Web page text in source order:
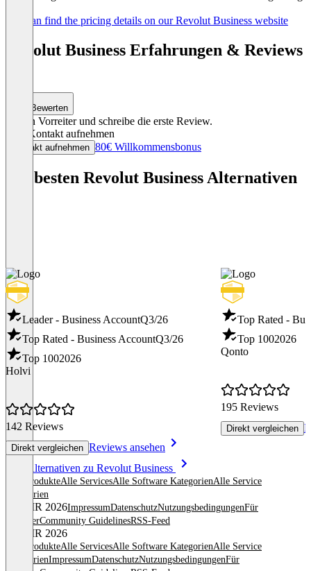
You can find the pricing details on our Revolut Business website
Revolut Business Erfahrungen & Reviews
Bewerten
Sei ein Vorreiter und schreibe die erste Review.
Jetzt Kontakt aufnehmen
Kontakt aufnehmen 80€ Willkommensbonus
Die besten Revolut Business Alternativen
Leader - Business AccountQ3/26
Top Rated - Business AccountQ3/26
Top 1002026
Holvi
142 Reviews
Direkt vergleichen Reviews ansehen
Top Rated -
Top 1002026
Qonto
195 Reviews
Direkt vergleichen
Alle Alternativen zu Revolut Business
Alle ProdukteAlle ServicesAlle Software KategorienAlle Service
Kategorien
© OMR 2026ImpressumDatenschutzNutzungsbedingungenFür
AnbieterCommunity GuidelinesRSS-Feed
© OMR 2026
Alle ProdukteAlle ServicesAlle Software KategorienAlle Service
KategorienImpressumDatenschutzNutzungsbedingungenFür